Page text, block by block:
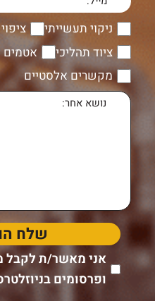
ניקוי תעשייתי
ציוד תהליכי
אטמים
מקשרים אלסטיים
אני מאשר/ת לקבל
ופרסומים